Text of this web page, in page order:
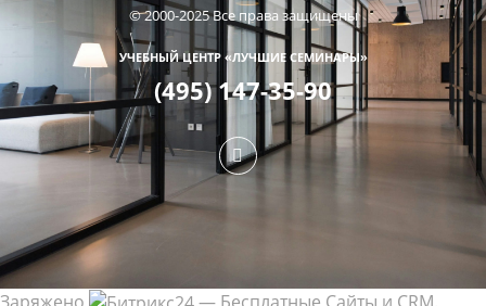
© 2000-2025 Все права защищены
УЧЕБНЫЙ ЦЕНТР «ЛУЧШИЕ СЕМИНАРЫ»
(495) 147-35-90